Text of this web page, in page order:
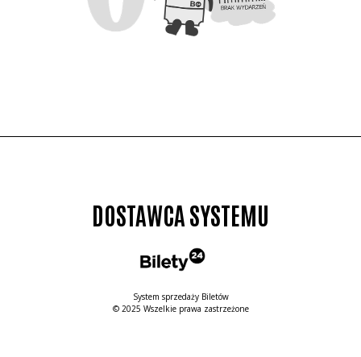
DOSTAWCA SYSTEMU
System sprzedaży Biletów
© 2025 Wszelkie prawa zastrzeżone